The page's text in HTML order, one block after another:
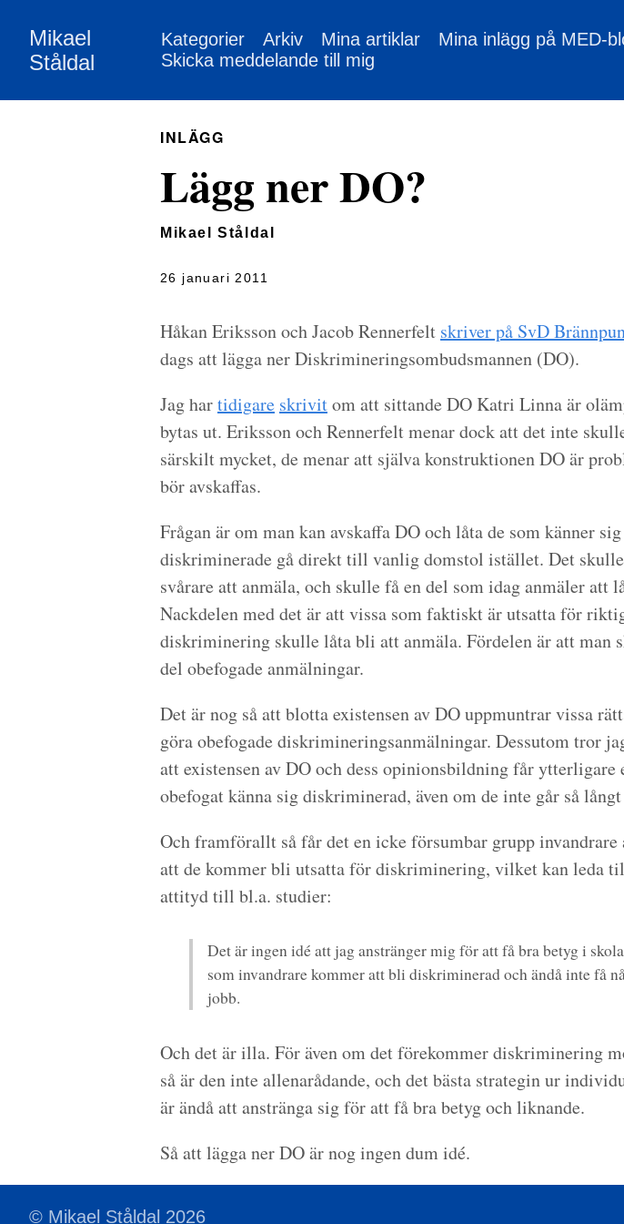
Mikael
Ståldal
Kategorier Arkiv Mina artiklar Mina inlägg på MED-
Skicka meddelande till mig
INLÄGG
Lägg ner DO?
Mikael Ståldal
26 januari 2011
Håkan Eriksson och Jacob Rennerfelt skriver på SvD
dags att lägga ner Diskrimineringsombudsmannen (DO).
Jag hartidigare skrivitom att sittande DO Katri Linna är
bytas ut. Eriksson och Rennerfelt menar dock att det inte
särskilt mycket, de menar att själva konstruktionen DO är
bör avskaffas.
Frågan är om man kan avskaffa DO och låta de som känner sig
diskriminerade gå direkt till vanlig domstol istället. Det
svårare att anmäla, och skulle få en del som idag anmäler att
Nackdelen med det är att vissa som faktiskt är utsatta för
diskriminering skulle låta bli att anmäla. Fördelen är att man
del obefogade anmälningar.
Det är nog så att blotta existensen av DO uppmuntrar vissa
göra obefogade diskrimineringsanmälningar. Dessutom tror
att existensen av DO och dess opinionsbildning får ytterligare
obefogat känna sig diskriminerad, även om de inte går så
Och framförallt så får det en icke försumbar grupp
att de kommer bli utsatta för diskriminering, vilket kan leda
attityd till bl.a. studier:
Det är ingen idé att jag anstränger mig för att få bra betyg i
som invandrare kommer att bli diskriminerad och ändå inte få
jobb.
Och det är illa. För även om det förekommer diskriminering
så är den inte allenarådande, och det bästa strategin ur
är ändå att anstränga sig för att få bra betyg och liknande.
Så att lägga ner DO är nog ingen dum idé.
© Mikael Ståldal 2026